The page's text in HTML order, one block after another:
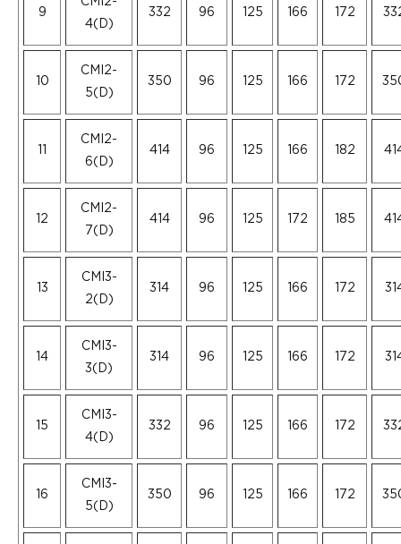
9
CMI2-
4(D)
332 96 125 166 172
10
CMI2-
5(D)
350 96 125 166 172
CMI2-
6(D)
414 96 125 166 182
12
CMI2-
7(D)
414 96 125 172 185
13
CMI3-
2(D)
314 96 125 166 172
14
CMI3-
3(D)
314 96 125 166 172
15
CMI3-
4(D)
332 96 125 166 172
16
CMI3-
5(D)
350 96 125 166 172